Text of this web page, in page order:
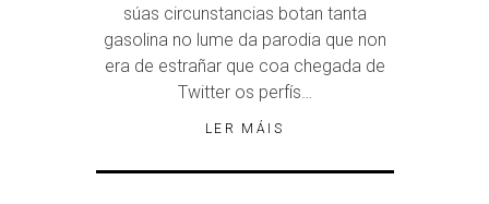
súas circunstancias botan tanta
gasolina no lume da parodia que non
era de estrañar que coa chegada de
Twitter os perfís…
LER MÁIS